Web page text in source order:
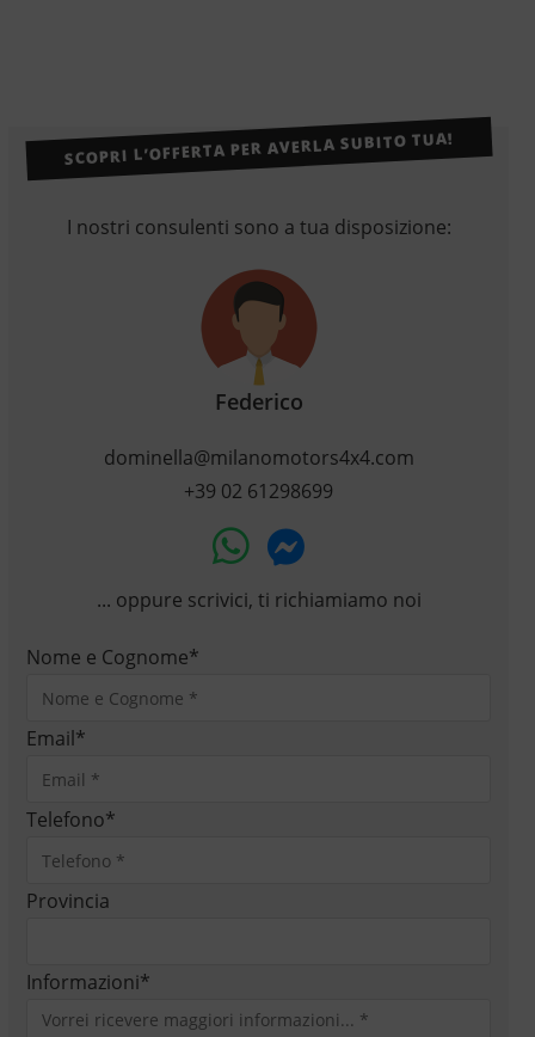
SCOPRI L’OFFERTA PER AVERLA SUBITO TUA!
I nostri consulenti sono a tua disposizione:
Federico
dominella@milanomotors4x4.com
+39 02 61298699
... oppure scrivici, ti richiamiamo noi
Nome e Cognome*
Email*
Telefono*
Provincia
Informazioni*